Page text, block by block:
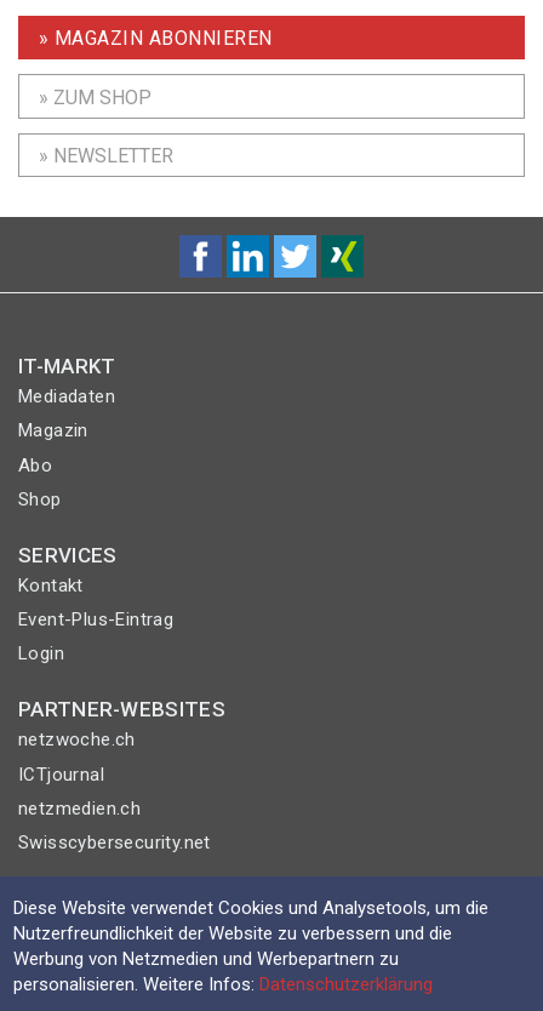
» MAGAZIN ABONNIEREN
» ZUM SHOP
» NEWSLETTER
IT-MARKT
Mediadaten
Magazin
Abo
Shop
SERVICES
Kontakt
Event-Plus-Eintrag
Login
PARTNER-WEBSITES
netzwoche.ch
ICTjournal
netzmedien.ch
Swisscybersecurity.net
© NETZMEDIEN AG 2026
Impressum
AGB
Nutzungsbestimmungen
Diese Website verwendet Cookies und Analysetools, um die
Nutzerfreundlichkeit der Website zu verbessern und die
Werbung von Netzmedien und Werbepartnern zu
personalisieren. Weitere Infos:Datenschutzerklärung